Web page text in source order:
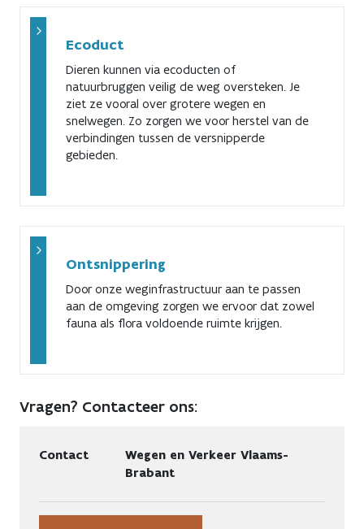
Ecoduct
Dieren kunnen via ecoducten of
natuurbruggen veilig de weg oversteken. Je
ziet ze vooral over grotere wegen en
snelwegen. Zo zorgen we voor herstel van de
verbindingen tussen de versnipperde
gebieden.
Ontsnippering
Door onze weginfrastructuur aan te passen
aan de omgeving zorgen we ervoor dat zowel
fauna als flora voldoende ruimte krijgen.
Vragen? Contacteer ons:
Contact
Wegen en Verkeer Vlaams-
Brabant